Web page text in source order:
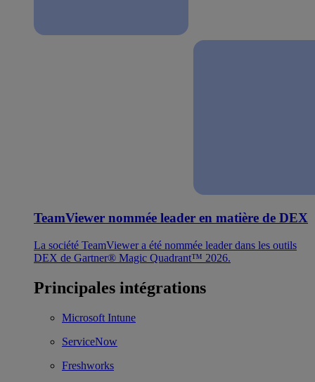
TeamViewer nommée leader en matière de DEX
La société TeamViewer a été nommée leader dans les outils
DEX de Gartner® Magic Quadrant™ 2026.
Principales intégrations
Microsoft Intune
ServiceNow
Freshworks